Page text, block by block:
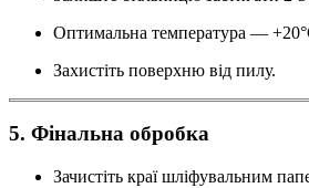
Оптимальна температура —
Захистіть поверхню від пилу.
5. Фінальна обробка
Зачистіть краї шліфувальним